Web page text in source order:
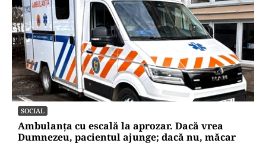
SOCIAL
Ambulanța cu escală la aprozar. Dacă vrea
Dumnezeu, pacientul ajunge; dacă nu, măcar